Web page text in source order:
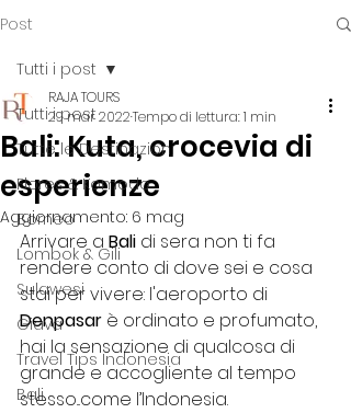
Post
Tutti i post
Tutte le Destinazioni
Flores & Komodo
Borneo
Lombok & Gili
Sulawesi
Giava
Travel Tips Indonesia
Bali
Tutti i post
Bali: Kuta, crocevia di
esperienze
RAJA TOURS
29 mar 2022Tempo di lettura: 1 min
Aggiornamento: 6 mag
Arrivare a Bali di sera non ti fa
rendere conto di dove sei e cosa
stai per vivere: l'aeroporto di
Denpasar è ordinato e profumato,
hai la sensazione di qualcosa di
grande e accogliente al tempo
stesso...come l’Indonesia.